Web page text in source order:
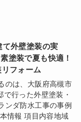
て外壁塗装の実
塗装で夏も快適！
フォーム
のは、大阪府高槻市
で行った外壁塗装・
ンダ防水工事の事例
情報 項目内容地域